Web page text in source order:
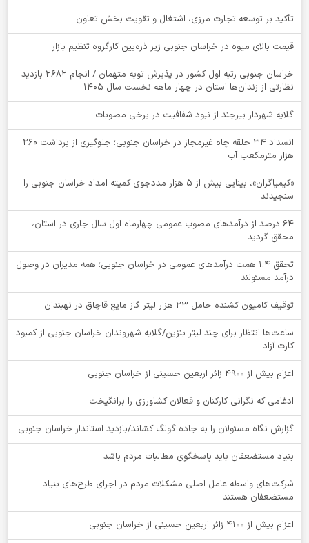
تأکید بر توسعه تجارت مرزی، اشتغال و تقویت بخش تعاون
قیمت بالای میوه در خراسان جنوبی زیر ذره‌بین کارگروه تنظیم بازار
خراسان جنوبی رتبه اول کشور در پذیرش توبه متهمان / انجام ۲۶۸۲ بازدید
نظارتی از زندان‌ها استان در چهار ماهه نخست سال 1405
گلایه شهردار بیرجند از نبود شفافیت در برخی مصوبات
انسداد ۳۴ حلقه چاه غیرمجاز در خراسان جنوبی؛ جلوگیری از برداشت ۲۶۰
هزار مترمکعب آب
«کیمیاگران»، بینایی بیش از ۵ هزار مددجوی کمیته امداد خراسان جنوبی را
سنجیدند
64 درصد از درآمدهای مصوب عمومی چهارماه اول سال جاری در استان،
محقق گردید.
تحقق ۱.۴ همت درآمدهای عمومی در خراسان جنوبی؛ همه مدیران در وصول
درآمد مسئولند
توقيف کامیون کشنده حامل 23 هزار لیتر گاز مایع قاچاق در نهبندان
ساعت‌ها انتظار برای چند لیتر بنزین/گلایه شهروندان خراسان جنوبی از کمبود
کارت آزاد
اعزام بیش از 4900 زائر اربعین حسینی از خراسان جنوبی
ادغامی که نگرانی کارکنان و فعالان کشاورزی را برانگیخت
گزارش نگاه مسئولان را به جاده گولگ کشاند/بازدید استاندار خراسان جنوبی
بنیاد مستضعفان باید پاسخگوی مطالبات مردم باشد
شرکت‌های واسطه عامل اصلی مشکلات مردم در اجرای طرح‌های بنیاد
مستضعفان هستند
اعزام بیش از 4100 زائر اربعین حسینی از خراسان جنوبی